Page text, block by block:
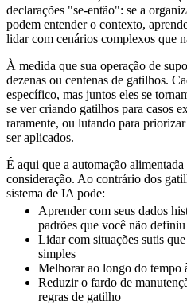
declarações "se-então": se a
podem entender o contexto,
lidar com cenários complexos que
À medida que sua operação de
dezenas ou centenas de gatilhos.
específico, mas juntos eles se
se ver criando gatilhos para casos
raramente, ou lutando para
ser aplicados.
É aqui que a automação
consideração. Ao contrário dos
sistema de IA pode:
Aprender com seus dados
padrões que você não
Lidar com situações sutis
simples
Melhorar ao longo do tempo
Reduzir o fardo de
regras de gatilho